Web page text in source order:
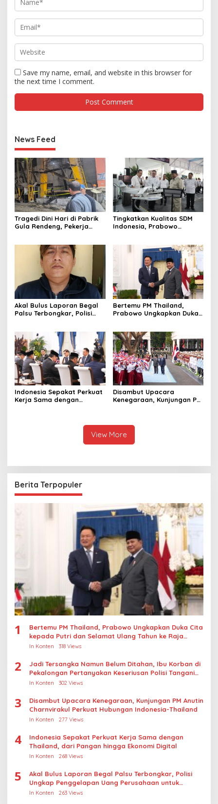
Save my name, email, and website in this browser for
the next time I comment.
News Feed
Tragedi Dini Hari di Pabrik
Gula Rendeng, Pekerja
Tingkatkan Kualitas SDM
Indonesia, Prabowo
Terbaik Dunia
Akal Bulus Laporan Begal
Palsu Terbongkar, Polisi
Bertemu PM Thailand,
Prabowo Ungkapkan Duka
Raja Thailand
Indonesia Sepakat Perkuat
Kerja Sama dengan
Disambut Upacara
Kenegaraan, Kunjungan PM
Thailand
View More
Berita Terpopuler
1
Bertemu PM Thailand, Prabowo Ungkapkan Duka Cita
kepada Putri dan Selamat Ulang Tahun ke Raja
Thailand
In Konten 318 Views
2
Jadi Tersangka Namun Belum Ditahan, Ibu Korban di
Pekalongan Pertanyakan Keseriusan Polisi Tangani
Kasus Rudapksa Sampai Anaknya Hamil
In Konten 302 Views
3
Disambut Upacara Kenegaraan, Kunjungan PM Anutin
Charnvirakul Perkuat Hubungan Indonesia-Thailand
In Konten 277 Views
4
Indonesia Sepakat Perkuat Kerja Sama dengan
Thailand, dari Pangan hingga Ekonomi Digital
In Konten 268 Views
5
Akal Bulus Laporan Begal Palsu Terbongkar, Polisi
Ungkap Penggelapan Uang Perusahaan untuk
Crypto
In Konten 263 Views